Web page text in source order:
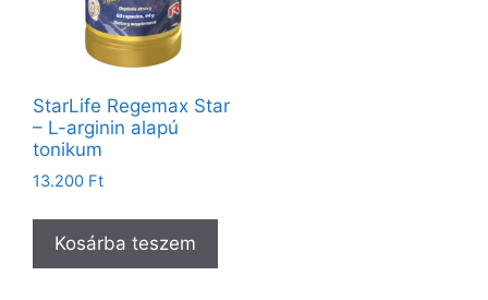
StarLife Regemax Star
– L-arginin alapú
tonikum
13.200 Ft
Kosárba teszem